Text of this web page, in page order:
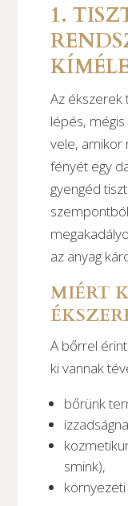
1.
Az ékszerek
lépés,
vele, amikor
fényét egy
gyengéd
az anyag
MIÉRT
A bőrrel
ki vannak
bőrünk
smink),